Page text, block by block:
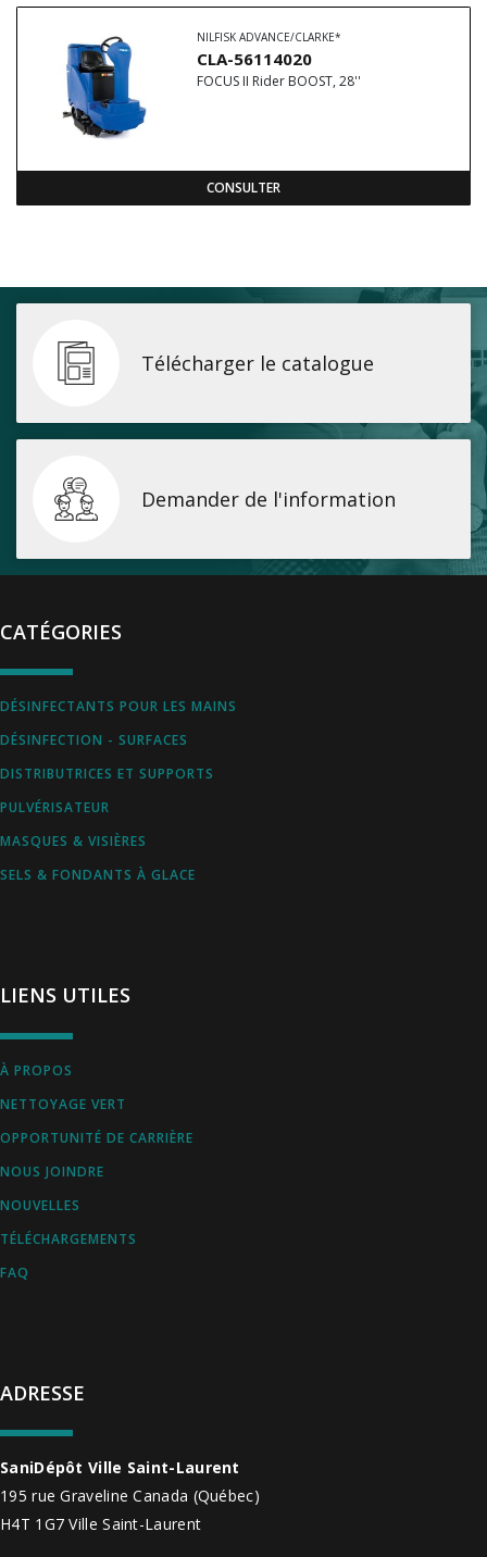
NILFISK ADVANCE/CLARKE*
CLA-56114020
FOCUS II Rider BOOST, 28''
CONSULTER
Télécharger le catalogue
Demander de l'information
ADRESSE
SaniDépôt Ville Saint-Laurent
195 rue Graveline Canada (Québec)
H4T 1G7Ville Saint-Laurent
CATÉGORIES
DÉSINFECTANTS POUR LES MAINS
DÉSINFECTION - SURFACES
DISTRIBUTRICES ET SUPPORTS
PULVÉRISATEUR
MASQUES & VISIÈRES
SELS & FONDANTS À GLACE
LIENS UTILES
À PROPOS
NETTOYAGE VERT
OPPORTUNITÉ DE CARRIÈRE
NOUS JOINDRE
NOUVELLES
TÉLÉCHARGEMENTS
FAQ